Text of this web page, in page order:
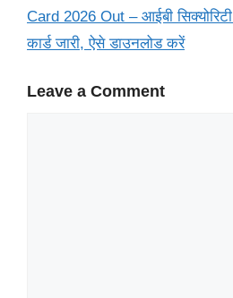
Card 2026 Out – आईबी
कार्ड जारी, ऐसे डाउनलोड करें
Leave a Comment